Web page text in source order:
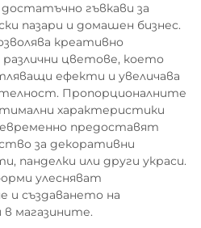
гъвкави за
пазари и домашен бизнес.
креативно
цветове, което
ефекти и увеличава
Пропорционалните
характеристики
предоставят
за декоративни
панделки или други украси.
улесняват
и създаването на
в магазините.